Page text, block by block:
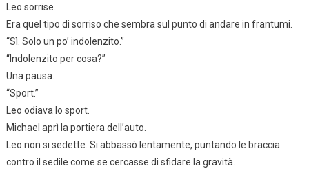
Leo sorrise.
Era quel tipo di sorriso che sembra sul punto di andare in frantumi.
“Sì. Solo un po’ indolenzito.”
“Indolenzito per cosa?”
Una pausa.
“Sport.”
Leo odiava lo sport.
Michael aprì la portiera dell’auto.
Leo non si sedette. Si abbassò lentamente, puntando le braccia
contro il sedile come se cercasse di sfidare la gravità.